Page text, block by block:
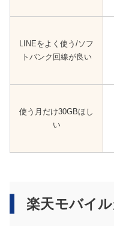
LINEをよく使う/ソフ
トバンク回線が良い
使う月だけ30GBほし
い
楽天モバイ